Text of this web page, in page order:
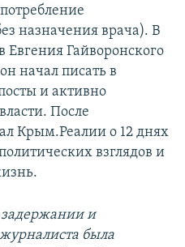
назначения врача). В
Евгения Гайворонского
начал писать в
и активно
После
Крым.Реалии о 12 днях
взглядов и
задержании и
была